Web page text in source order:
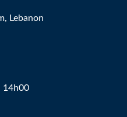
Lebanon
14h00